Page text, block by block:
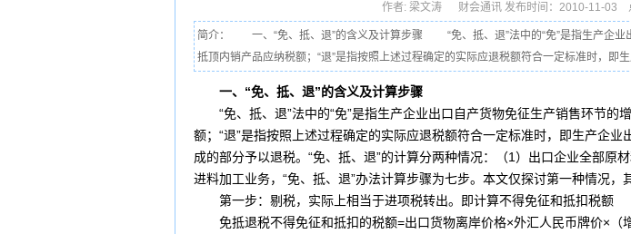
作者: 梁文涛 财会通讯 发布时间：2010-11-03
简介： 一、“免、抵、退”的含义及计算步骤 “免、抵、退”法中的“免”是指生产企业
抵顶内销产品应纳税额；“退”是指按照上述过程确定的实际应退税额符合一定标准时，即
一、“免、抵、退”的含义及计算步骤
“免、抵、退”法中的“免”是指生产企业出口自产货物免征生产销售环节的
额；“退”是指按照上述过程确定的实际应退税额符合一定标准时，即生产企
成的部分予以退税。“免、抵、退”的计算分两种情况：（1）出口企业全部原
进料加工业务，“免、抵、退”办法计算步骤为七步。本文仅探讨第一种情况，
第一步：剔税，实际上相当于进项税转出。即计算不得免征和抵扣税额
免抵退税不得免征和抵扣的税额=出口货物离岸价格×外汇人民币牌价×（